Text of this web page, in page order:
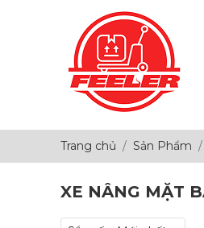
Trang chủ Sản Phẩm
XE NÂNG MẶT